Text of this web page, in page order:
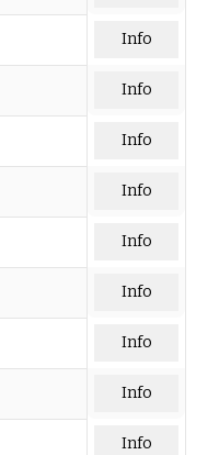
Info
Info
Info
Info
Info
Info
Info
Info
Info